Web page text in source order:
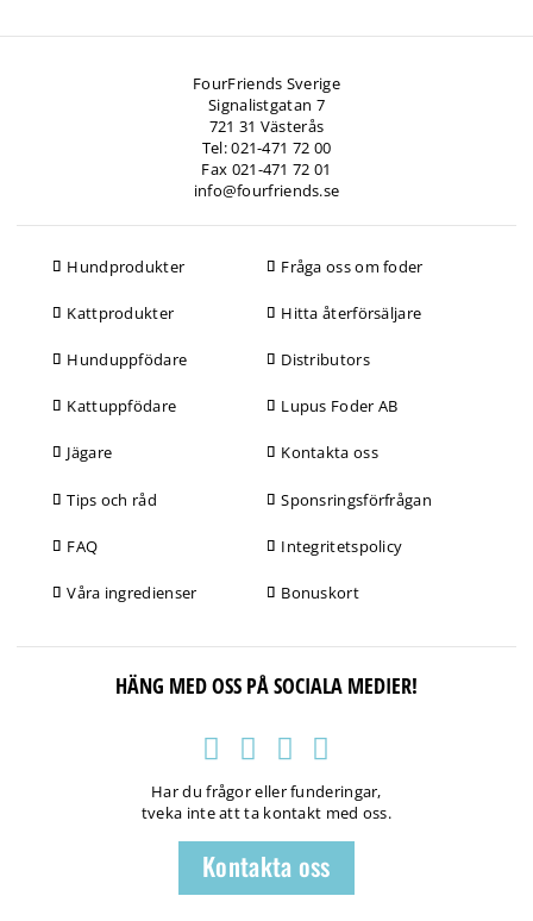
FourFriends Sverige
Signalistgatan 7
721 31 Västerås
Tel: 021-471 72 00
Fax 021-471 72 01
info@fourfriends.se
Hundprodukter
Kattprodukter
Hunduppfödare
Kattuppfödare
Jägare
Tips och råd
FAQ
Våra ingredienser
Fråga oss om foder
Hitta återförsäljare
Distributors
Lupus Foder AB
Kontakta oss
Sponsringsförfrågan
Integritetspolicy
Bonuskort
HÄNG MED OSS PÅ SOCIALA MEDIER!
Har du frågor eller funderingar,
tveka inte att ta kontakt med oss.
Kontakta oss